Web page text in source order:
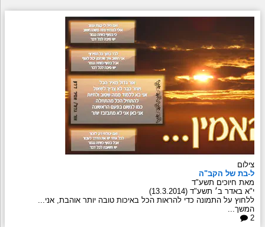
צילום
ל-בת של הקב"ה
מאת חיוכים תשע"ד
י"א באדר ב׳ תשע"ד (13.3.2014)
ללחוץ על התמונה כדי להראות הכל באיכות טובה יותר אוהבת, אני...
המשך...
2